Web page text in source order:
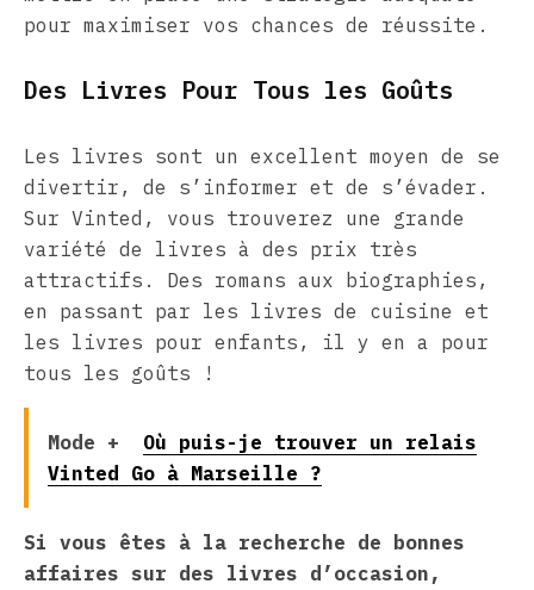
pour maximiser vos chances de réussite.
Des Livres Pour Tous les Goûts
Les livres sont un excellent moyen de se
divertir, de s’informer et de s’évader.
Sur Vinted, vous trouverez une grande
variété de livres à des prix très
attractifs. Des romans aux biographies,
en passant par les livres de cuisine et
les livres pour enfants, il y en a pour
tous les goûts !
Mode +
Où puis-je trouver un relais
Vinted Go à Marseille ?
Si vous êtes à la recherche de bonnes
affaires sur des livres d’occasion,